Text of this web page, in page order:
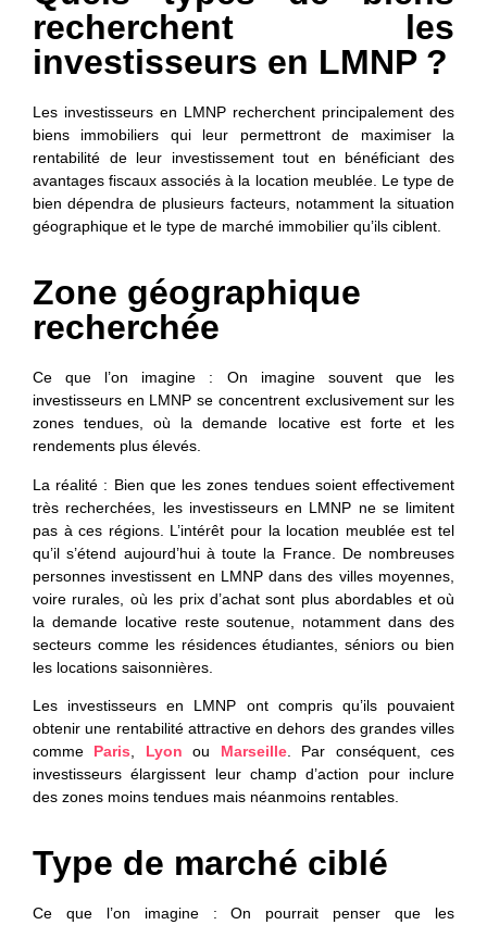
recherchent les
investisseurs en LMNP ?
Les investisseurs en LMNP recherchent principalement des
biens immobiliers qui leur permettront de maximiser la
rentabilité de leur investissement tout en bénéficiant des
avantages fiscaux associés à la location meublée. Le type de
bien dépendra de plusieurs facteurs, notamment la situation
géographique et le type de marché immobilier qu’ils ciblent.
Zone géographique
recherchée
Ce que l’on imagine : On imagine souvent que les
investisseurs en LMNP se concentrent exclusivement sur les
zones tendues, où la demande locative est forte et les
rendements plus élevés.
La réalité : Bien que les zones tendues soient effectivement
très recherchées, les investisseurs en LMNP ne se limitent
pas à ces régions. L’intérêt pour la location meublée est tel
qu’il s’étend aujourd’hui à toute la France. De nombreuses
personnes investissent en LMNP dans des villes moyennes,
voire rurales, où les prix d’achat sont plus abordables et où
la demande locative reste soutenue, notamment dans des
secteurs comme les résidences étudiantes, séniors ou bien
les locations saisonnières.
Les investisseurs en LMNP ont compris qu’ils pouvaient
obtenir une rentabilité attractive en dehors des grandes villes
comme Paris Lyon ou Marseille. Par conséquent, ces
investisseurs élargissent leur champ d’action pour inclure
des zones moins tendues mais néanmoins rentables.
Type de marché ciblé
Ce que l’on imagine: On pourrait penser que les